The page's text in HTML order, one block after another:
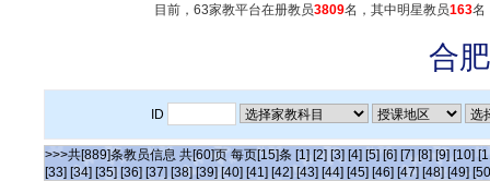
目前，63家教平台在册教员3809名，其中明星教员163名
合
ID
>>>共[889]条教员信息 共[60]页 每页[15]条 [1] [2] [3] [4] [5] [6] [7] [8] [9] [10]
[33] [34] [35] [36] [37] [38] [39] [40] [41] [42] [43] [44] [45] [46] [47] [48] [49]